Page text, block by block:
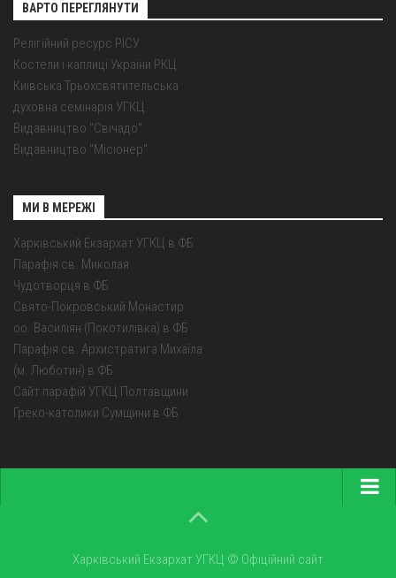
ВАРТО ПЕРЕГЛЯНУТИ
Релігійний ресурс РІСУ
Костели і каплиці України РКЦ
Київська Трьохсвятительська
духовна семінарія УГКЦ
Видавництво "Свічадо"
Видавництво "Місіонер"
МИ В МЕРЕЖІ
Харківський Екзархат УГКЦ в ФБ
Парафія св. Миколая
Чудотворця в ФБ
Свято-Покровський Монастир
оо. Василіян (Покотилівка) в ФБ
Парафія св. Архистратига Михаїла
(м. Люботин) в ФБ
Сайт парафій УГКЦ Полтавщини
Греко-католики Сумщини в ФБ
Про екзархатХарківський Екзархат УГКЦ © Офіційний сайт